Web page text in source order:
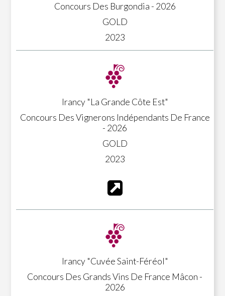
Concours Des Burgondia - 2026
GOLD
2023
Irancy "La Grande Côte Est"
Concours Des Vignerons Indépendants De France
- 2026
GOLD
2023
Irancy "Cuvée Saint-Féréol"
Concours Des Grands Vins De France Mâcon -
2026